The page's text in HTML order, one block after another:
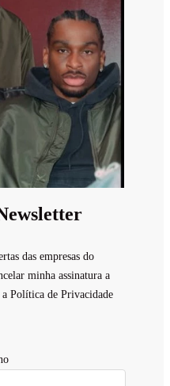
das empresas do
minha assinatura a
Política de Privacidade